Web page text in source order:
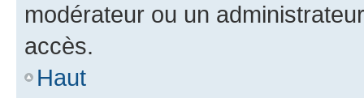
modérateur ou un
accès.
Haut